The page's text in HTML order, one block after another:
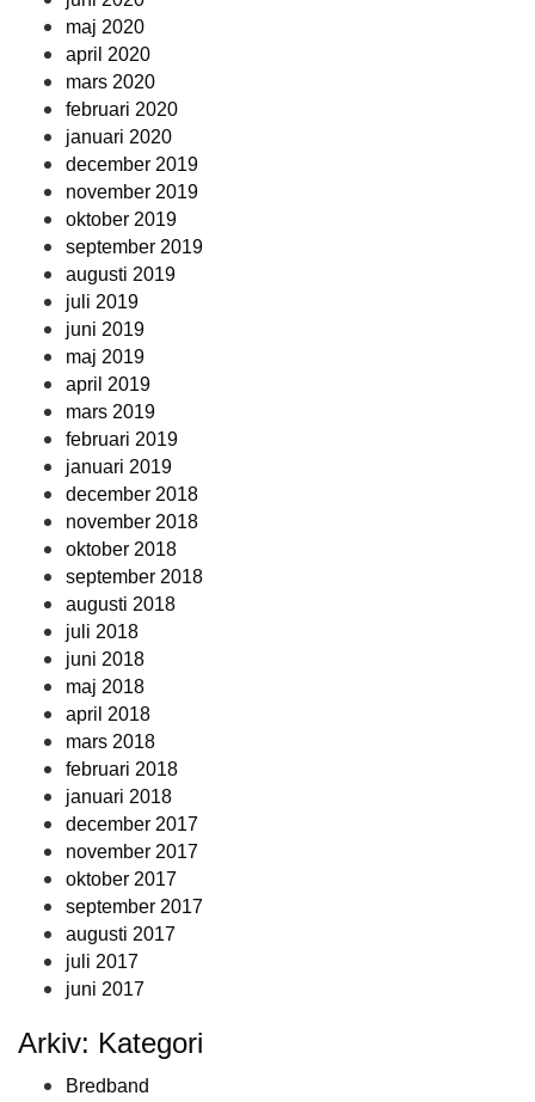
maj 2020
april 2020
mars 2020
februari 2020
januari 2020
december 2019
november 2019
oktober 2019
september 2019
augusti 2019
juli 2019
juni 2019
maj 2019
april 2019
mars 2019
februari 2019
januari 2019
december 2018
november 2018
oktober 2018
september 2018
augusti 2018
juli 2018
juni 2018
maj 2018
april 2018
mars 2018
februari 2018
januari 2018
december 2017
november 2017
oktober 2017
september 2017
augusti 2017
juli 2017
juni 2017
Arkiv: Kategori
Bredband